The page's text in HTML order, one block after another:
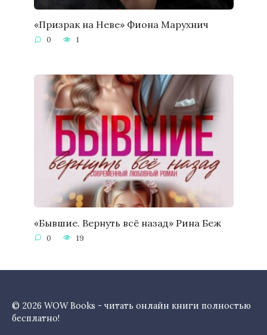
«Призрак на Неве» Фиона Марухнич
0 1
«Бывшие. Вернуть всё назад» Рина Беж
0 19
© 2026 WOW Books - читать онлайн книги полностью
бесплатно!